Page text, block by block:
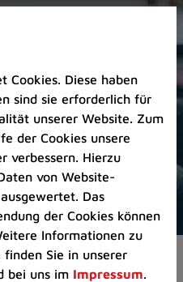
Cookies. Diese haben
sind sie erforderlich für
unserer Website. Zum
der Cookies unsere
verbessern. Hierzu
von Website-
Das
der Cookies können
Informationen zu
finden Sie in unserer
bei uns im Impressum.